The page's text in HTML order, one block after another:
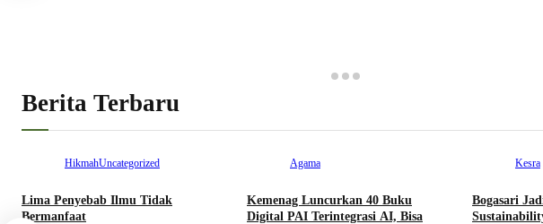
Berita Terbaru
HikmahUncategorized
Lima Penyebab Ilmu Tidak
Bermanfaat
Agama
Kemenag Luncurkan 40 Buku
Digital PAI Terintegrasi AI, Bisa
Kesra
Bogasari